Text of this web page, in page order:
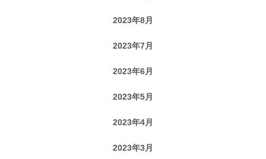
2023年8月
2023年7月
2023年6月
2023年5月
2023年4月
2023年3月